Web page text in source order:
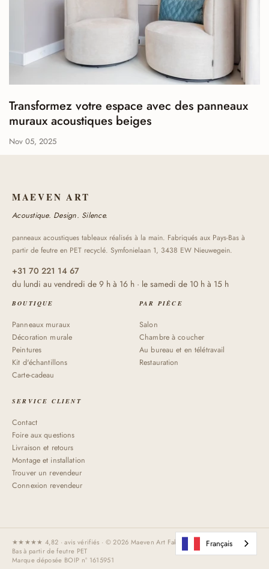
Transformez votre espace avec des panneaux
muraux acoustiques beiges
Nov 05, 2025
MAEVEN ART
Acoustique. Design. Silence.
panneaux acoustiques tableaux réalisés à la main. Fabriqués aux Pays-Bas à
partir de feutre en PET recyclé. Symfonielaan 1, 3438 EW Nieuwegein.
+31 70 221 14 67
du lundi au vendredi de 9 h à 16 h · le samedi de 10 h à 15 h
BOUTIQUE
Panneaux muraux
Décoration murale
Peintures
Kit d'échantillons
Carte-cadeau
PAR PIÈCE
Salon
Chambre à coucher
Au bureau et en télétravail
Restauration
SERVICE CLIENT
Contact
Foire aux questions
Livraison et retours
Montage et installation
Trouver un revendeur
Connexion revendeur
★★★★★ 4,82 · avis vérifiés · © 2026 Maeven Art Fabriqué à la main aux Pays-
Bas à partir de feutre PET
Marque déposée BOIP n° 1615951
Français